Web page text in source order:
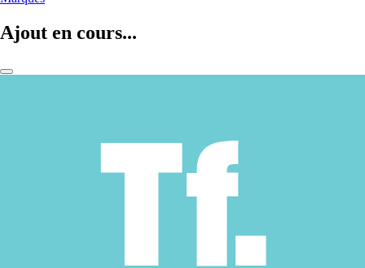
Ajout en cours...